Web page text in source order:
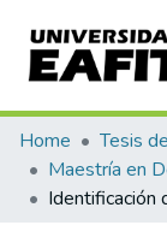
Communities &
All of DSpace
Home Tesis